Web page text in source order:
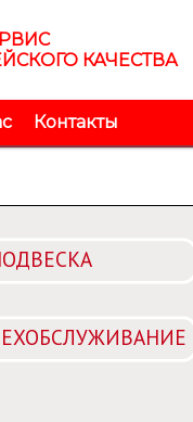
КАЧЕСТВА
Контакты